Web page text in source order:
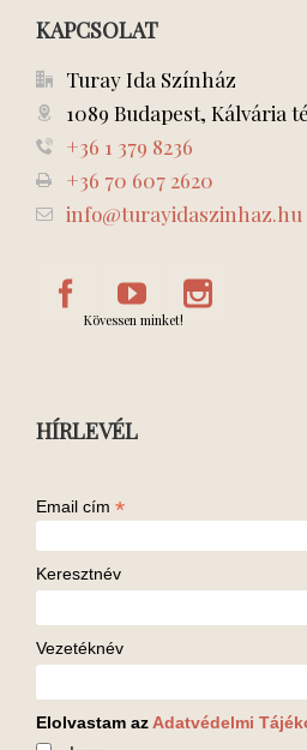
KAPCSOLAT
Turay Ida Színház
1089 Budapest, Kálvária
+36 1 379 8236
+36 70 607 2620
info@turayidaszinhaz.hu
Kövessen minket!
HÍRLEVÉL
Email cím *
Keresztnév
Vezetéknév
Elolvastam az Adatvédelmi